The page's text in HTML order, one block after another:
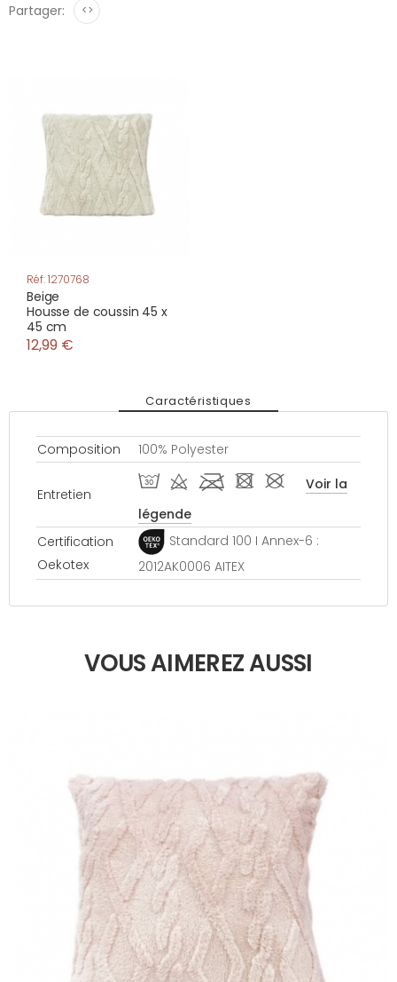
Partager: <>
Réf: 1270768
Beige
Housse de coussin 45 x
45 cm
12,99 €
Caractéristiques
Composition 100% Polyester
Entretien
T d l - #
Voir la
légende
Certification
Oekotex
Standard 100 I Annex-6 :
2012AK0006 AITEX
VOUS AIMEREZ AUSSI